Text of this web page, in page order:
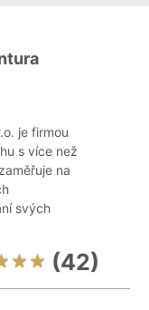
je firmou
s více než
na
svých
(42)